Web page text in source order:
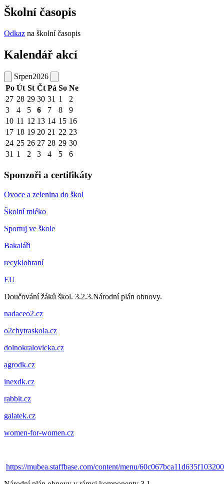
Školní časopis
Odkaz na školní časopis
Kalendář akcí
Srpen2026
Po Út St Čt Pá So Ne
27 28 29 30 31 1
2
3
4 5 6 7 8
9
10 11 12 13 14 15 16
17 18 19 20 21 22 23
24 25 26 27 28 29 30
31 1 2 3 4 5 6
Sponzoři a certifikáty
Ovoce a zelenina do škol
Školní mléko
Sportuj ve škole
Bakaláři
recyklohraní
EU
Doučování žáků škol. 3.2.3.Národní plán obnovy.
nadaceo2.cz
o2chytraskola.cz
dolnokralovicka.cz
agrodk.cz
inexdk.cz
rabbit.cz
galatek.cz
women-for-women.cz
https://mubea.staffbase.com/content/menu/